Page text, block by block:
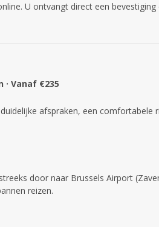
U ontvangt direct een
Vanaf €235
afspraken, een comfortabele
door naar Brussels Airport
reizen.